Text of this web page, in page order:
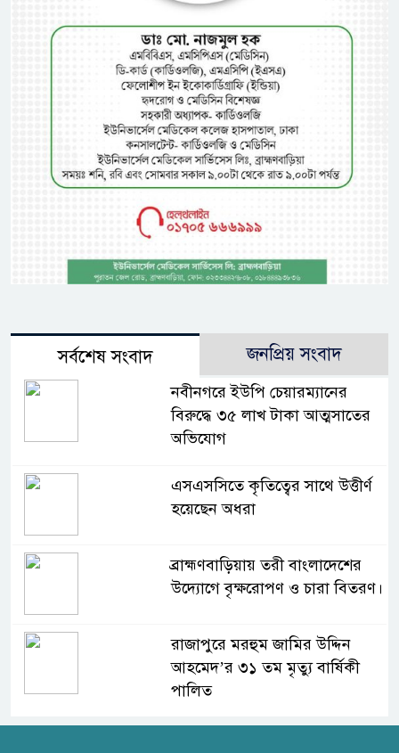
সর্বশেষ সংবাদ জনপ্রিয় সংবাদ
নবীনগরে ইউপি চেয়ারম্যানের
বিরুদ্ধে ৩৫ লাখ টাকা আত্মসাতের
অভিযোগ
এসএসসিতে কৃতিত্বের সাথে উত্তীর্ণ
হয়েছেন অধরা
ব্রাহ্মণবাড়িয়ায় তরী বাংলাদেশের
উদ্যোগে বৃক্ষরোপণ ও চারা বিতরণ।
রাজাপুরে মরহুম জামির উদ্দিন
আহমেদ’র ৩১ তম মৃত্যু বার্ষিকী
পালিত